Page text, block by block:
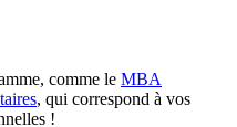
comme le MBA
, qui correspond à vos
!